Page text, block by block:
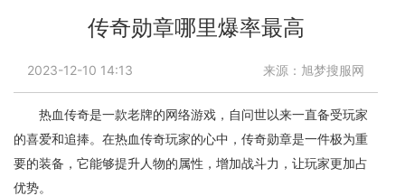
传奇勋章哪里爆率最高
2023-12-10 14:13 来源：旭梦搜服网
热血传奇是一款老牌的网络游戏，自问世以来一直备受玩家
的喜爱和追捧。在热血传奇玩家的心中，传奇勋章是一件极为重
要的装备，它能够提升人物的属性，增加战斗力，让玩家更加占
优势。